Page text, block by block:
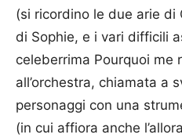
(si ricordino le due arie di
di Sophie, e i vari difficili
celeberrima Pourquoi me
all’orchestra, chiamata a
personaggi con una
(in cui affiora anche